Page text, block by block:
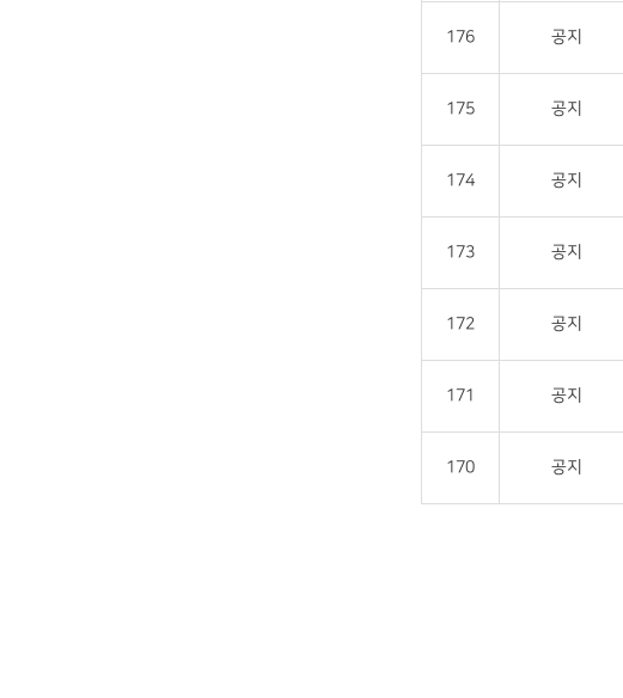
176 공지
175 공지
174 공지
173 공지
172 공지
171 공지
170 공지